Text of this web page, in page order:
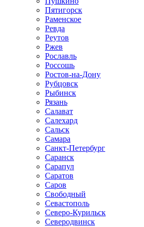
Пятигорск
Раменское
Ревда
Реутов
Ржев
Рославль
Россошь
Ростов-на-Дону
Рубцовск
Рыбинск
Рязань
Салават
Салехард
Сальск
Самара
Санкт-Петербург
Саранск
Сарапул
Саратов
Саров
Свободный
Севастополь
Северо-Курильск
Северодвинск